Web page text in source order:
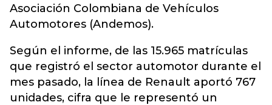
Asociación Colombiana de Vehículos
Automotores (Andemos).
Según el informe, de las 15.965 matrículas
que registró el sector automotor durante el
mes pasado, la línea de Renault aportó 767
unidades, cifra que le representó un